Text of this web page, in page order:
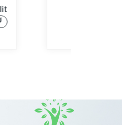
سموثي الشوكولاته